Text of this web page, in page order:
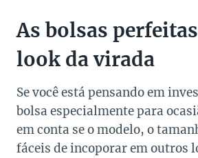
As bolsas
look da virada
Se você está pensando em
bolsa especialmente para
em conta se o modelo, o
fáceis de incoporar em outros